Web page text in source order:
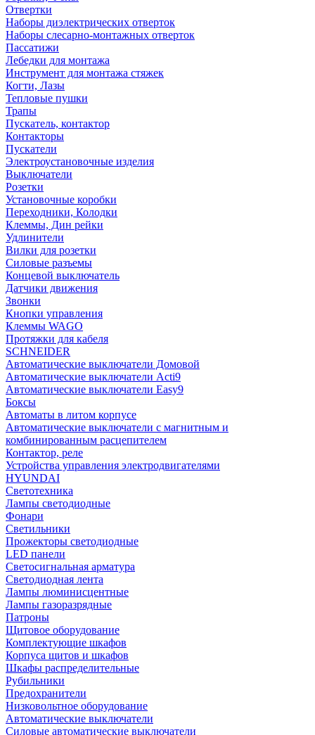
Отвертки
Наборы диэлектрических отверток
Наборы слесарно-монтажных отверток
Пассатижи
Лебедки для монтажа
Инструмент для монтажа стяжек
Когти, Лазы
Тепловые пушки
Трапы
Пускатель, контактор
Контакторы
Пускатели
Электроустановочные изделия
Выключатели
Розетки
Установочные коробки
Переходники, Колодки
Клеммы, Дин рейки
Удлинители
Вилки для розетки
Силовые разъемы
Концевой выключатель
Датчики движения
Звонки
Кнопки управления
Клеммы WAGO
Протяжки для кабеля
SCHNEIDER
Автоматические выключатели Домовой
Автоматические выключатели Acti9
Автоматические выключатели Easy9
Боксы
Автоматы в литом корпусе
Автоматические выключатели с магнитным и
комбинированным расцепителем
Контактор, реле
Устройства управления электродвигателями
HYUNDAI
Светотехника
Лампы светодиодные
Фонари
Светильники
Прожекторы светодиодные
LED панели
Светосигнальная арматура
Светодиодная лента
Лампы люминисцентные
Лампы газоразрядные
Патроны
Щитовое оборудование
Комплектующие шкафов
Корпуса щитов и шкафов
Шкафы распределительные
Рубильники
Предохранители
Низковольтное оборудование
Автоматические выключатели
Силовые автоматические выключатели